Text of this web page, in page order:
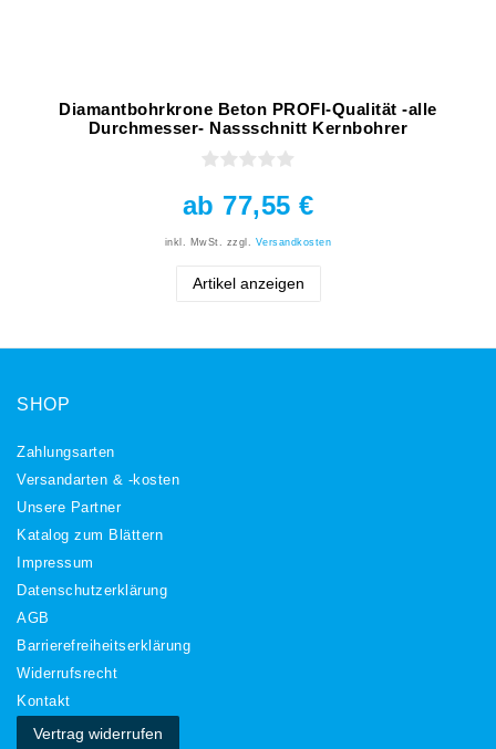
Diamantbohrkrone Beton PROFI-Qualität -alle
Durchmesser- Nassschnitt Kernbohrer
ab 77,55 €
inkl. MwSt. zzgl. Versandkosten
Artikel anzeigen
SHOP
Zahlungsarten
Versandarten & -kosten
Unsere Partner
Katalog zum Blättern
Impressum
Daten­schutz­erklärung
AGB
Barrierefreiheitserklärung
Widerrufs­recht
Kontakt
Vertrag widerrufen